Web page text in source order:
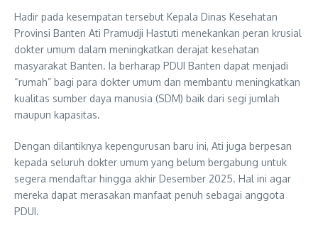
Hadir pada kesempatan tersebut Kepala Dinas Kesehatan
Provinsi Banten Ati Pramudji Hastuti menekankan peran krusial
dokter umum dalam meningkatkan derajat kesehatan
masyarakat Banten. Ia berharap PDUI Banten dapat menjadi
“rumah” bagi para dokter umum dan membantu meningkatkan
kualitas sumber daya manusia (SDM) baik dari segi jumlah
maupun kapasitas.
Dengan dilantiknya kepengurusan baru ini, Ati juga berpesan
kepada seluruh dokter umum yang belum bergabung untuk
segera mendaftar hingga akhir Desember 2025. Hal ini agar
mereka dapat merasakan manfaat penuh sebagai anggota
PDUI.